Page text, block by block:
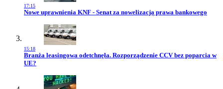
17:15
Przejdź do artykułu:
Nowe uprawnienia KNF - Senat za nowelizacją prawa bankowego
15:18
Przejdź do artykułu:
Branża leasingowa odetchnęła. Rozporządzenie CCV bez poparcia w
UE?